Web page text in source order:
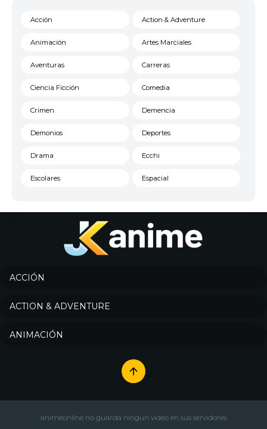
Acción Action & Adventure
Animación Artes Marciales
Aventuras Carreras
Ciencia Ficción Comedia
Crimen Demencia
Demonios Deportes
Drama Ecchi
Escolares Espacial
Historico
Josei
Música
Romance
ACCIÓN
ACTION & ADVENTURE
ANIMACIÓN
animeonline no guarda ningún video en sus servidores